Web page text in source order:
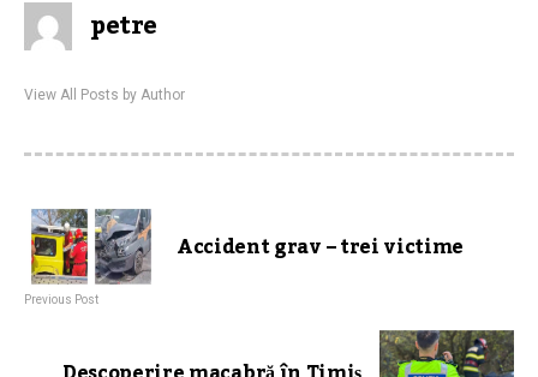
petre
View All Posts by Author
Accident grav – trei victime
Previous Post